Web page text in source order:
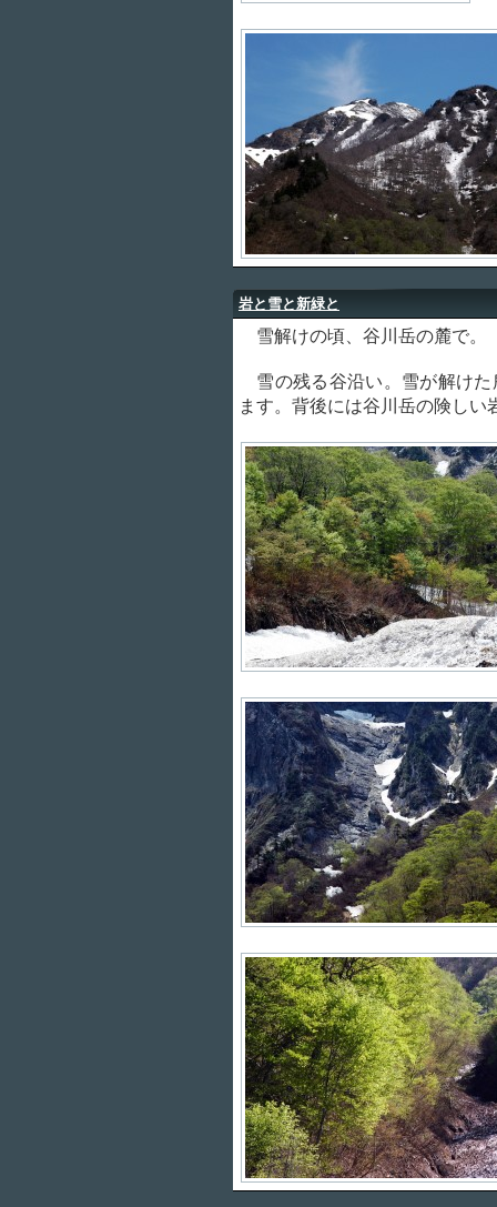
岩と雪と新緑と
雪解けの頃、谷川岳の麓で。
雪の残る谷沿い。雪が解けた
ます。背後には谷川岳の険しい